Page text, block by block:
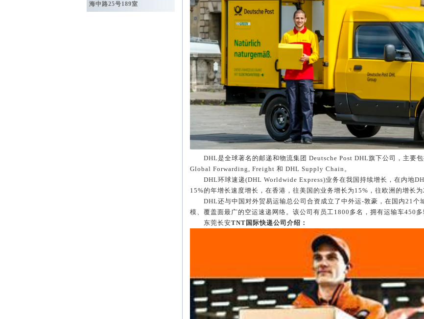
海中路25号189室
DHL是全球著名的邮递和物流集团 Deutsche Post DHL旗下公司，主要
Global Forwarding, Freight 和 DHL Supply Chain 。
DHL环球速递(DHL Worldwide Express)业务在我国持续增长，在内地
15%的年增长速度增长，在香港，往美国的业务增长为 15% ，往欧洲的增长为
DHL还与中国对外贸易运输总公司合资成立了中外运-敦豪，在国内21个
模、覆盖面最广的空运速递网络。该公司有员工1800 多名，拥有运输车450
东莞长安TNT国际快递公司介绍：